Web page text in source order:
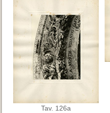
Tav. 126a